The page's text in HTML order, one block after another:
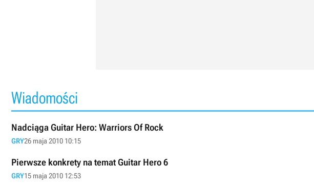
Wiadomości
Nadciąga Guitar Hero: Warriors Of Rock
GRY26 maja 2010 10:15
Pierwsze konkrety na temat Guitar Hero 6
GRY15 maja 2010 12:53